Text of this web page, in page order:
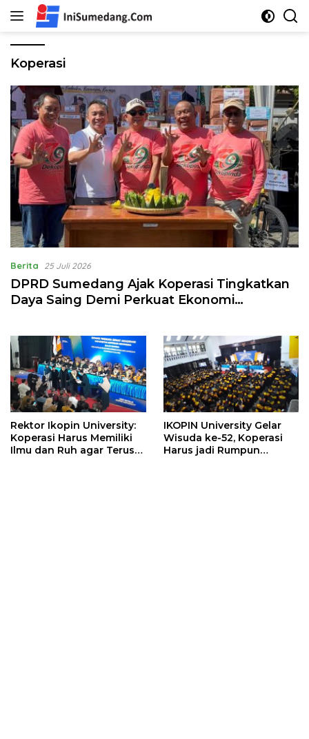
Langsung
Koperasi
Berita 25 Juli 2026
DPRD Sumedang Ajak Koperasi Tingkatkan
Daya Saing Demi Perkuat Ekonomi
Rektor Ikopin University:
Koperasi Harus Memiliki
Ilmu dan Ruh agar Terus
IKOPIN University Gelar
Wisuda ke-52, Koperasi
Harus jadi Rumpun